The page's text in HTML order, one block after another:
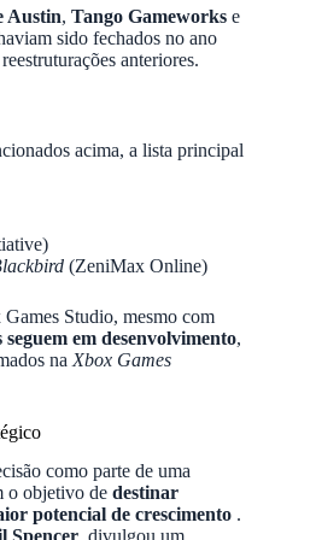
Austin, Tango Gameworks e
sido fechados no ano
anteriores.
acima, a lista principal
(ZeniMax Online)
Studio, mesmo com
seguem em desenvolvimento,
na Xbox Games
como parte de uma
o objetivo de destinar
potencial de crescimento .